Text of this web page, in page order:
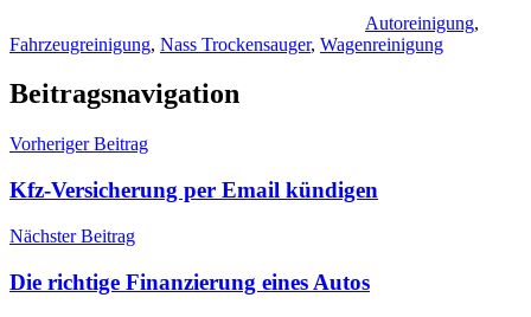
Autoreinigung,
Fahrzeugreinigung, Nass Trockensauger, Wagenreinigung
Beitragsnavigation
Vorheriger Beitrag
Kfz-Versicherung per Email kündigen
Nächster Beitrag
Die richtige Finanzierung eines Autos